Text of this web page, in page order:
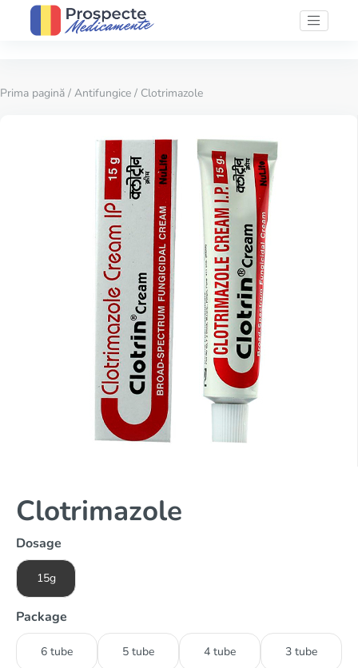
Prima pagină / Antifungice / Clotrimazole
Clotrimazole
Dosage
15g
Package
6 tube 5 tube 4 tube 3 tube